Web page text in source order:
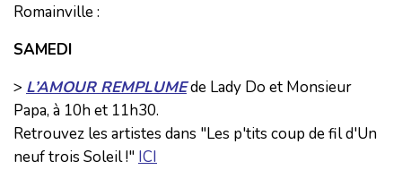
Romainville :
SAMEDI
> L’AMOUR REMPLUMEde Lady Do et Monsieur
Papa, à 10h et 11h30.
Retrouvez les artistes dans "Les p'tits coup de fil d'Un
neuf trois Soleil !" ICI